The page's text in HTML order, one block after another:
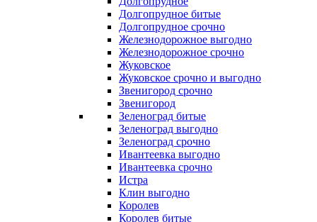
Долгопрудное битые
Долгопрудное срочно
Железнодорожное выгодно
Железнодорожное срочно
Жуковское
Жуковское срочно и выгодно
Звенигород срочно
Звенигород
Зеленоград битые
Зеленоград выгодно
Зеленоград срочно
Ивантеевка выгодно
Ивантеевка срочно
Истра
Клин выгодно
Королев
Королев битые